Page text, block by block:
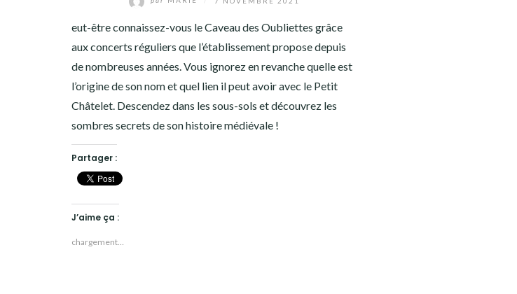
eut-être connaissez-vous le Caveau des Oubliettes grâce
aux concerts réguliers que l’établissement propose depuis
de nombreuses années. Vous ignorez en revanche quelle est
l’origine de son nom et quel lien il peut avoir avec le Petit
Châtelet. Descendez dans les sous-sols et découvrez les
sombres secrets de son histoire médiévale !
Partager :
J’aime ça :
chargement…